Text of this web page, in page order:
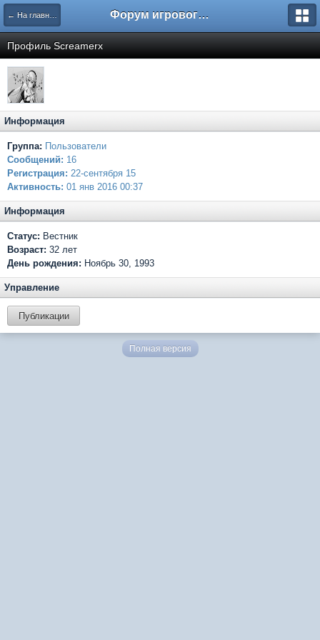
← На главную Форум игрового проекта Riverrise
Профиль Screamerx
Информация
Группа: Пользователи
Сообщений: 16
Регистрация: 22-сентября 15
Активность: 01 янв 2016 00:37
Информация
Статус: Вестник
Возраст: 32 лет
День рождения: Ноябрь 30, 1993
Управление
Публикации
Полная версия